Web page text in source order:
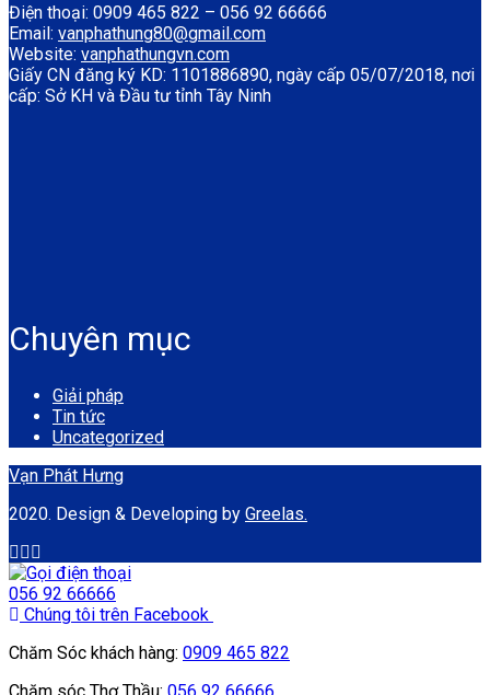
Điện thoại: 0909 465 822 – 056 92 66666
Email: vanphathung80@gmail.com
Website: vanphathungvn.com
Giấy CN đăng ký KD: 1101886890, ngày cấp 05/07/2018, nơi
cấp: Sở KH và Đầu tư tỉnh Tây Ninh
Chuyên mục
Giải pháp
Tin tức
Uncategorized
Vạn Phát Hưng
2020. Design & Developing by Greelas.
056 92 66666
Chúng tôi trên Facebook
Chăm Sóc khách hàng: 0909 465 822
Chăm sóc Thợ Thầu: 056 92 66666